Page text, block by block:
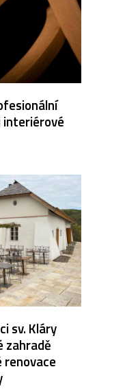
interiérové
sv. Kláry
zahradě
renovace